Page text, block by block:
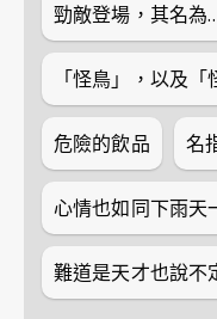
勁敵登場，其名為
「怪鳥」，以及「
危險的飲品 名
心情也如同下雨天
難道是天才也說不